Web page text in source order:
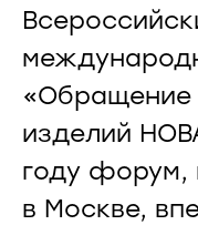
«Обращение
изделий
году форум,
в Москве,